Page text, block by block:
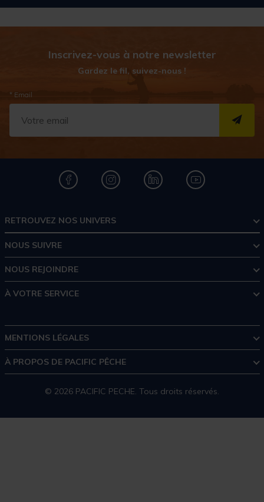
Inscrivez-vous à notre newsletter
Gardez le fil, suivez-nous !
* Email
RETROUVEZ NOS UNIVERS
NOUS SUIVRE
NOUS REJOINDRE
À VOTRE SERVICE
MENTIONS LÉGALES
À PROPOS DE PACIFIC PÊCHE
© 2026 PACIFIC PECHE. Tous droits réservés.